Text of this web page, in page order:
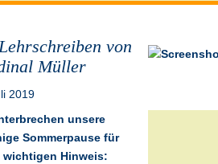
von
Müller
2019
unsere
Sommerpause für
wichtigen Hinweis: